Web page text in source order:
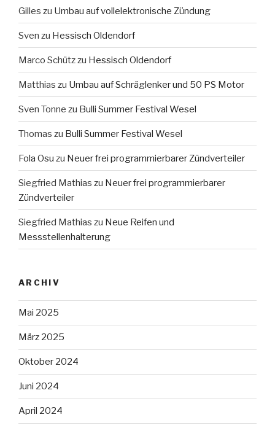
Gilles zu Umbau auf vollelektronische Zündung
Sven zu Hessisch Oldendorf
Marco Schützzu Hessisch Oldendorf
Matthias zu Umbau auf Schräglenker und 50 PS Motor
Sven Tonne zu Bulli Summer Festival Wesel
Thomas zu Bulli Summer Festival Wesel
Fola Osu zu Neuer frei programmierbarer Zündverteiler
Siegfried Mathias zu Neuer frei programmierbarer
Zündverteiler
Siegfried Mathias zu Neue Reifen und
Messstellenhalterung
ARCHIV
Mai 2025
März 2025
Oktober 2024
Juni 2024
April 2024